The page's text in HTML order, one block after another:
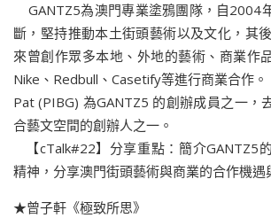
GANTZ5為澳門專業塗鴉團隊，自2004
斷，堅持推動本土街頭藝術以及文化，其
來曾創作眾多本地、外地的藝術、商業作
Nike、Redbull、Casetify等進行商業合作。
Pat (PIBG) 為GANTZ5 的創辦成員之一，
合藝文空間的創辦人之一。
【cTalk#22】分享重點：簡介GANTZ5
精神，分享澳門街頭藝術與商業的合作機遇
★曾子軒《極致所思》